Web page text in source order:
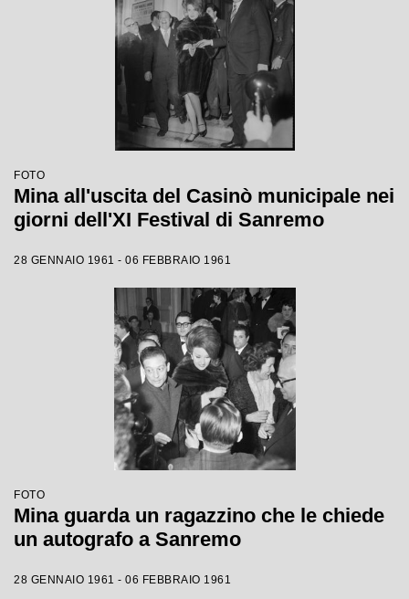
FOTO
Mina all'uscita del Casinò municipale nei
giorni dell'XI Festival di Sanremo
28 GENNAIO 1961 - 06 FEBBRAIO 1961
FOTO
Mina guarda un ragazzino che le chiede
un autografo a Sanremo
28 GENNAIO 1961 - 06 FEBBRAIO 1961